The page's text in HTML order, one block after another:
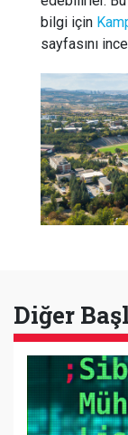
bilgi için
sayfasını
Diğer